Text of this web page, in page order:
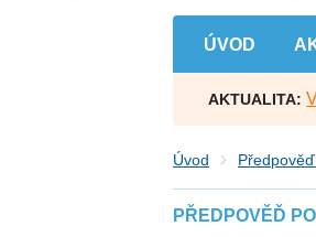
ÚVOD
AKTUALITA:
Úvod
PŘEDPOVĚĎ